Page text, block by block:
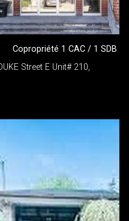
Copropriété 1 CAC / 1 SDB
Street E Unit# 210,